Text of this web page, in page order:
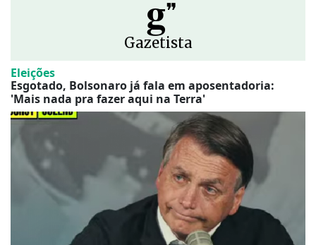
g❞
Gazetista
Eleições
Esgotado, Bolsonaro já fala em aposentadoria:
'Mais nada pra fazer aqui na Terra'